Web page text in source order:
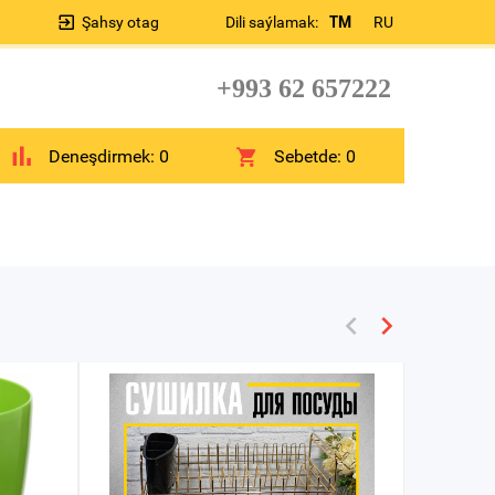
Dili saýlamak: TM RU
Şahsy otag
+993 62 657222
Deneşdirmek: 0 Sebetde:0